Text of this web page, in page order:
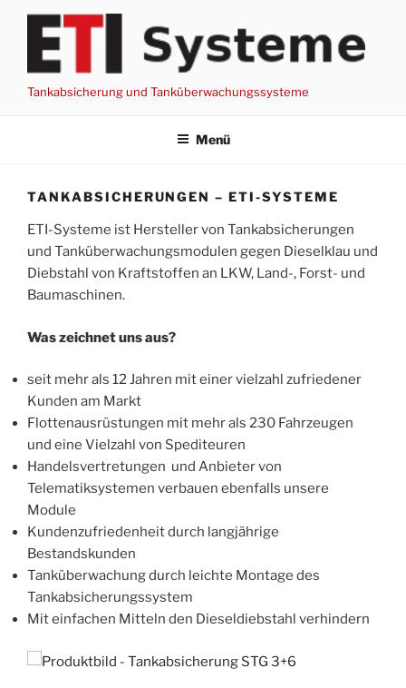
Zum
springen
Tankabsicherung und Tanküberwachungssysteme
Menü
TANKABSICHERUNGEN – ETI-SYSTEME
ETI-Systeme ist Hersteller von Tankabsicherungen
und Tanküberwachungsmodulen gegen Dieselklau und
Diebstahl von Kraftstoffen an LKW, Land-, Forst- und
Baumaschinen.
Was zeichnet uns aus?
seit mehr als 12 Jahren mit einer vielzahl zufriedener
Kunden am Markt
Flottenausrüstungen mit mehr als 230 Fahrzeugen
und eine Vielzahl von Spediteuren
Handelsvertretungen und Anbieter von
Telematiksystemen verbauen ebenfalls unsere
Module
Kundenzufriedenheit durch langjährige
Bestandskunden
Tanküberwachung durch leichte Montage des
Tankabsicherungssystem
Mit einfachen Mitteln den Dieseldiebstahl verhindern